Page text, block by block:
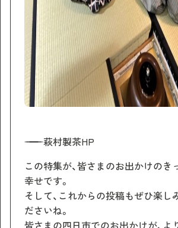
萩村製茶HP
この特集が、皆さまのお出かけのき
幸せです。
そして、これからの投稿もぜひ楽し
ださいね。
皆さまの四日市でのお出かけが、よ